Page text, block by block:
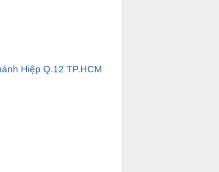
Hiệp Q.12 TP.HCM